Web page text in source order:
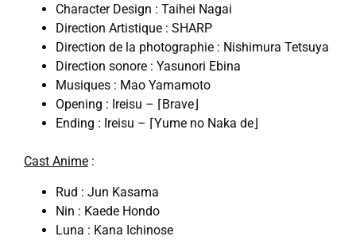
Character Design : Taihei Nagai
Direction Artistique : SHARP
Direction de la photographie : Nishimura Tetsuya
Direction sonore : Yasunori Ebina
Musiques : Mao Yamamoto
Opening : Ireisu – ⌈Brave⌋
Ending : Ireisu – ⌈Yume no Naka de⌋
Cast Anime :
Rud : Jun Kasama
Nin : Kaede Hondo
Luna : Kana Ichinose